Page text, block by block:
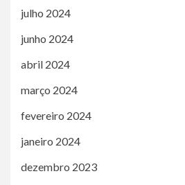
julho 2024
junho 2024
abril 2024
março 2024
fevereiro 2024
janeiro 2024
dezembro 2023